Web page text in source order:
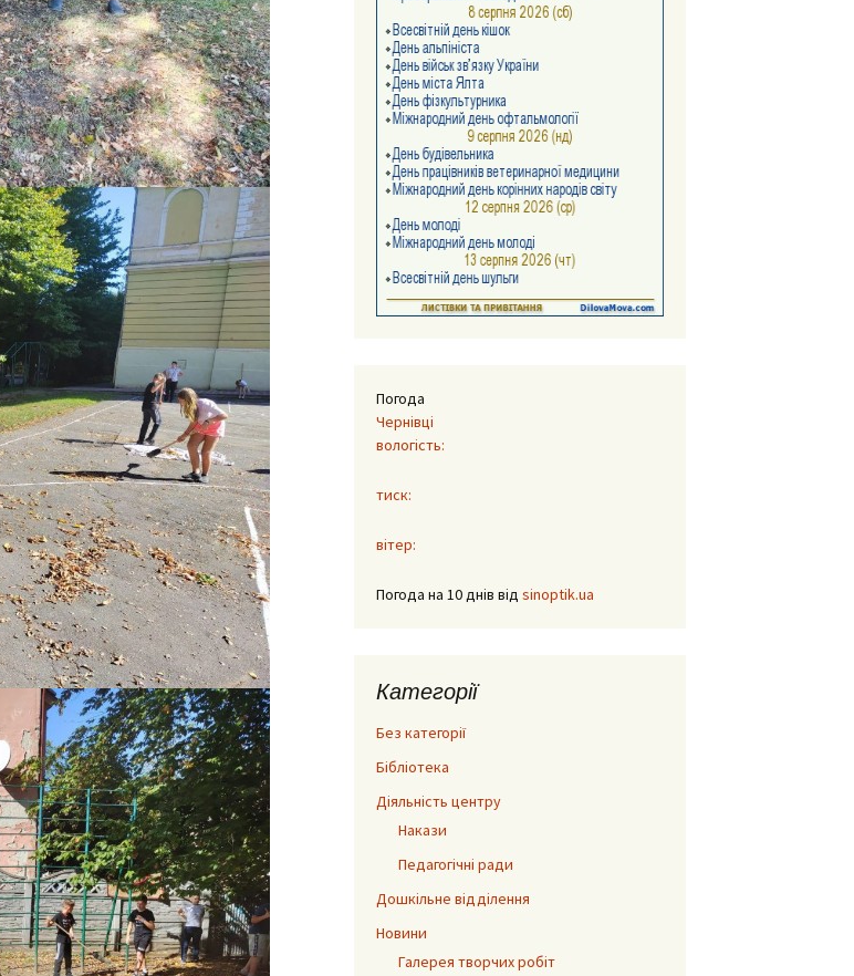
Погода
Чернівці
вологість:
тиск:
вітер:
Погода на 10 днів від sinoptik.ua
Категорії
Без категорії
Бібліотека
Діяльність центру
Накази
Педагогічні ради
Дошкільне відділення
Новини
Галерея творчих робіт